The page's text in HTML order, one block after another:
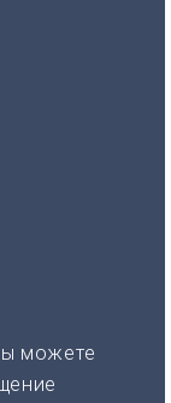
можете